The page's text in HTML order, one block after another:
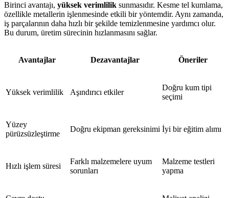
Birinci avantajı, yüksek verimlilik sunmasıdır. Kesme tel kumlama,
özellikle metallerin işlenmesinde etkili bir yöntemdir. Aynı zamanda,
iş parçalarının daha hızlı bir şekilde temizlenmesine yardımcı olur.
Bu durum, üretim sürecinin hızlanmasını sağlar.
Avantajlar Dezavantajlar Öneriler
Yüksek verimlilik Aşındırıcı etkiler
Doğru kum tipi
seçimi
Yüzey
pürüzsüzleştirme
Doğru ekipman gereksinimi İyi bir eğitim alımı
Hızlı işlem süresi
Farklı malzemelere uyum
sorunları
Malzeme testleri
yapma